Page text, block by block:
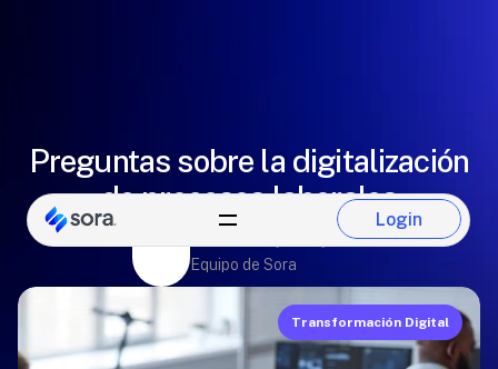
Login
Login
Preguntas sobre la digitalización
de procesos laborales
Equipo de Sora
Transformación Digital